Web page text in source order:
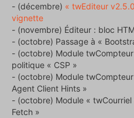
- (décembre) « twEditeur
vignette
- (novembre) Éditeur : bloc
- (octobre) Passage à «
- (octobre) Module
politique « CSP »
- (octobre) Module
Agent Client Hints »
- (octobre) Module «
Fetch »